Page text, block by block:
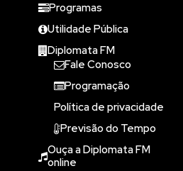
Programas
Utilidade Pública
Diplomata FM
Fale Conosco
Programação
Política de privacidade
Previsão do Tempo
Ouça a Diplomata FM
online